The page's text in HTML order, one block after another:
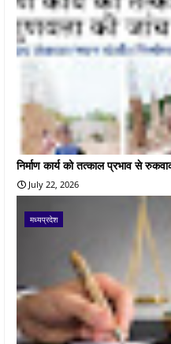
निर्माण कार्य को तत्काल प्रभाव से
July 22, 2026
मध्यप्रदेश